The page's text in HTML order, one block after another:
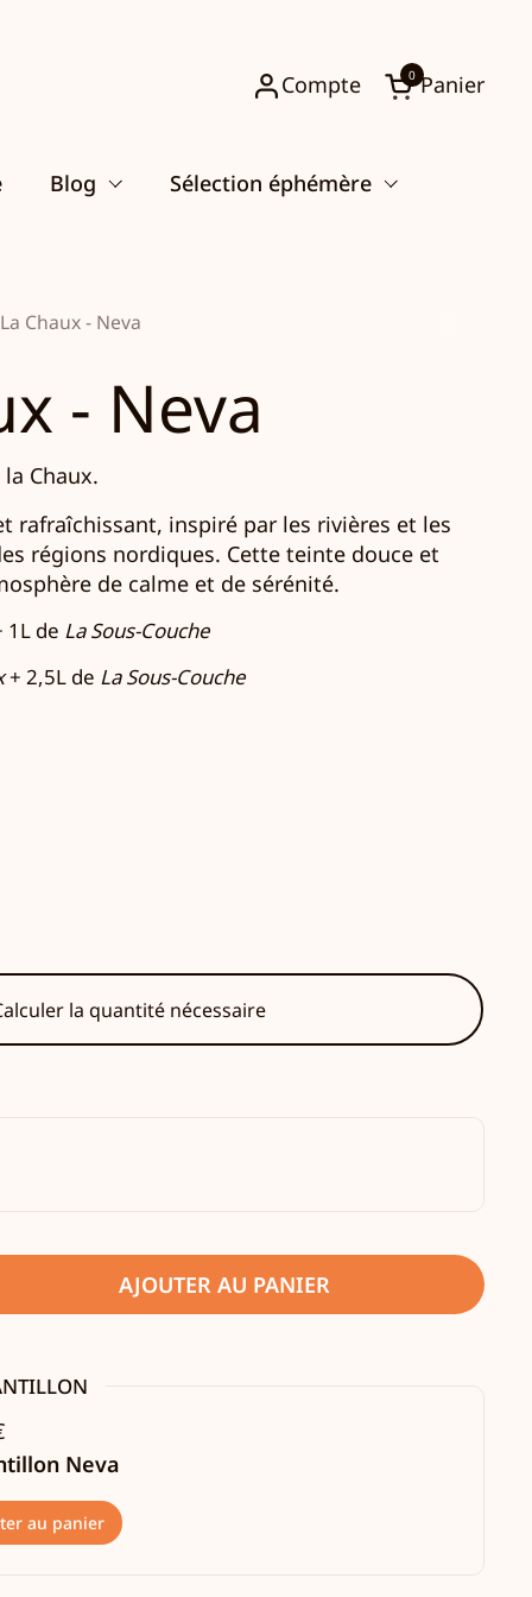
Compte
Ouvrir le
Panier
0
Blog Sélection éphémère
La Chaux - Neva
- Neva
Chaux.
rafraîchissant, inspiré par les rivières et les
régions nordiques. Cette teinte douce et
de calme et de sérénité.
1L de La Sous-Couche
+ 2,5L de La Sous-Couche
la quantité nécessaire
AJOUTER AU PANIER
Neva
au panier